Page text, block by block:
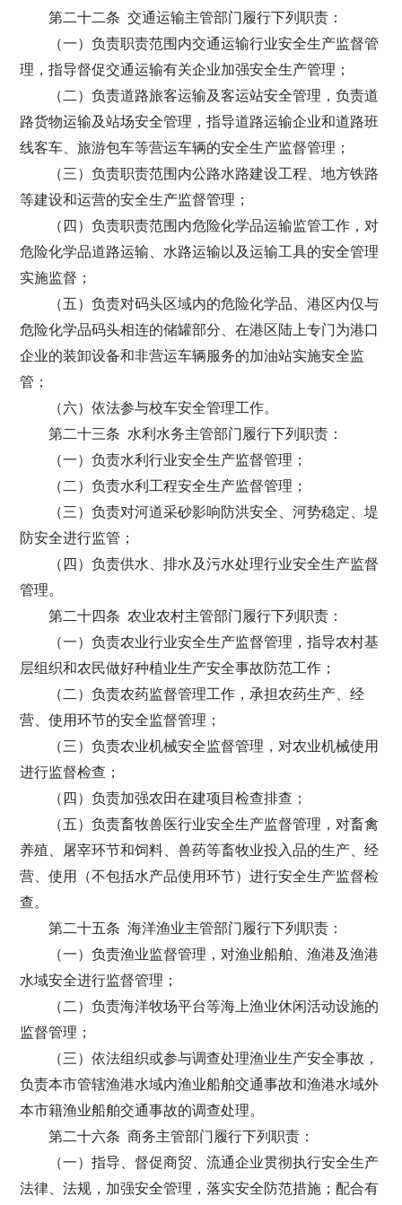
第二十二条 交通运输主管部门履行下列职责：
（一）负责职责范围内交通运输行业安全生产监督管
理，指导督促交通运输有关企业加强安全生产管理；
（二）负责道路旅客运输及客运站安全管理，负责道
路货物运输及站场安全管理，指导道路运输企业和道路班
线客车、旅游包车等营运车辆的安全生产监督管理；
（三）负责职责范围内公路水路建设工程、地方铁路
等建设和运营的安全生产监督管理；
（四）负责职责范围内危险化学品运输监管工作，对
危险化学品道路运输、水路运输以及运输工具的安全管理
实施监督；
（五）负责对码头区域内的危险化学品、港区内仅与
危险化学品码头相连的储罐部分、在港区陆上专门为港口
企业的装卸设备和非营运车辆服务的加油站实施安全监
管；
（六）依法参与校车安全管理工作。
第二十三条 水利水务主管部门履行下列职责：
（一）负责水利行业安全生产监督管理；
（二）负责水利工程安全生产监督管理；
（三）负责对河道采砂影响防洪安全、河势稳定、堤
防安全进行监管；
（四）负责供水、排水及污水处理行业安全生产监督
管理。
第二十四条 农业农村主管部门履行下列职责：
（一）负责农业行业安全生产监督管理，指导农村基
层组织和农民做好种植业生产安全事故防范工作；
（二）负责农药监督管理工作，承担农药生产、经
营、使用环节的安全监督管理；
（三）负责农业机械安全监督管理，对农业机械使用
进行监督检查；
（四）负责加强农田在建项目检查排查；
（五）负责畜牧兽医行业安全生产监督管理，对畜禽
养殖、屠宰环节和饲料、兽药等畜牧业投入品的生产、经
营、使用（不包括水产品使用环节）进行安全生产监督检
查。
第二十五条 海洋渔业主管部门履行下列职责：
（一）负责渔业监督管理，对渔业船舶、渔港及渔港
水域安全进行监督管理；
（二）负责海洋牧场平台等海上渔业休闲活动设施的
监督管理；
（三）依法组织或参与调查处理渔业生产安全事故，
负责本市管辖渔港水域内渔业船舶交通事故和渔港水域外
本市籍渔业船舶交通事故的调查处理。
第二十六条 商务主管部门履行下列职责：
（一）指导、督促商贸、流通企业贯彻执行安全生产
法律、法规，加强安全管理，落实安全防范措施；配合有